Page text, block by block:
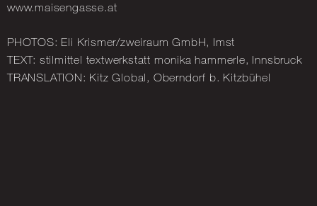
www.​maisengasse.​at
PHO­TOS: Eli Kris­mer/zweiraum GmbH, Imst
TEXT: stilmit­tel tex­twerkstatt monika ham­merle, Inns­bruck
TRANS­LA­TION: Kitz Global, Oberndorf b. Kitzbühel